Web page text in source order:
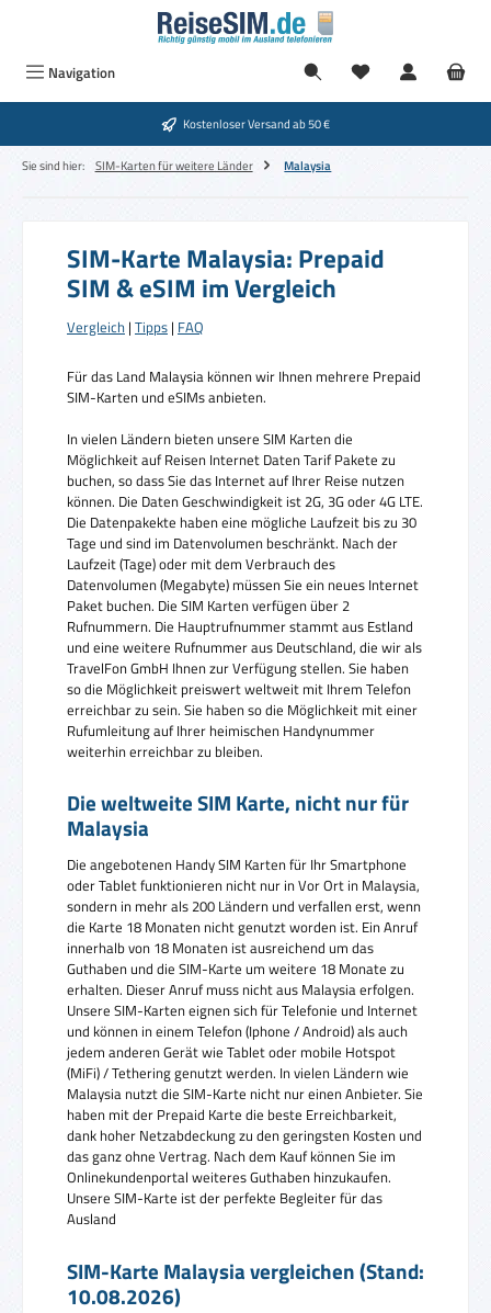
Zum Hauptinhalt springen
Navigation
Kostenloser Versand ab 50 €
Sie sind hier: SIM-Karten für weitere Länder Malaysia
SIM-Karte Malaysia: Prepaid
SIM & eSIM im Vergleich
Vergleich | Tipps | FAQ
Für das Land Malaysia können wir Ihnen mehrere Prepaid
SIM-Karten und eSIMs anbieten.
In vielen Ländern bieten unsere SIM Karten die
Möglichkeit auf Reisen Internet Daten Tarif Pakete zu
buchen, so dass Sie das Internet auf Ihrer Reise nutzen
können. Die Daten Geschwindigkeit ist 2G, 3G oder 4G LTE.
Die Datenpakekte haben eine mögliche Laufzeit bis zu 30
Tage und sind im Datenvolumen beschränkt. Nach der
Laufzeit (Tage) oder mit dem Verbrauch des
Datenvolumen (Megabyte) müssen Sie ein neues Internet
Paket buchen. Die SIM Karten verfügen über 2
Rufnummern. Die Hauptrufnummer stammt aus Estland
und eine weitere Rufnummer aus Deutschland, die wir als
TravelFon GmbH Ihnen zur Verfügung stellen. Sie haben
so die Möglichkeit preiswert weltweit mit Ihrem Telefon
erreichbar zu sein. Sie haben so die Möglichkeit mit einer
Rufumleitung auf Ihrer heimischen Handynummer
weiterhin erreichbar zu bleiben.
Die weltweite SIM Karte, nicht nur für
Malaysia
Die angebotenen Handy SIM Karten für Ihr Smartphone
oder Tablet funktionieren nicht nur in Vor Ort in Malaysia,
sondern in mehr als 200 Ländern und verfallen erst, wenn
die Karte 18 Monaten nicht genutzt worden ist. Ein Anruf
innerhalb von 18 Monaten ist ausreichend um das
Guthaben und die SIM-Karte um weitere 18 Monate zu
erhalten. Dieser Anruf muss nicht aus Malaysia erfolgen.
Unsere SIM-Karten eignen sich für Telefonie und Internet
und können in einem Telefon (Iphone / Android) als auch
jedem anderen Gerät wie Tablet oder mobile Hotspot
(MiFi) / Tethering genutzt werden. In vielen Ländern wie
Malaysia nutzt die SIM-Karte nicht nur einen Anbieter. Sie
haben mit der Prepaid Karte die beste Erreichbarkeit,
dank hoher Netzabdeckung zu den geringsten Kosten und
das ganz ohne Vertrag. Nach dem Kauf können Sie im
Onlinekundenportal weiteres Guthaben hinzukaufen.
Unsere SIM-Karte ist der perfekte Begleiter für das
Ausland
SIM-Karte Malaysia vergleichen (Stand:
10.08.2026)